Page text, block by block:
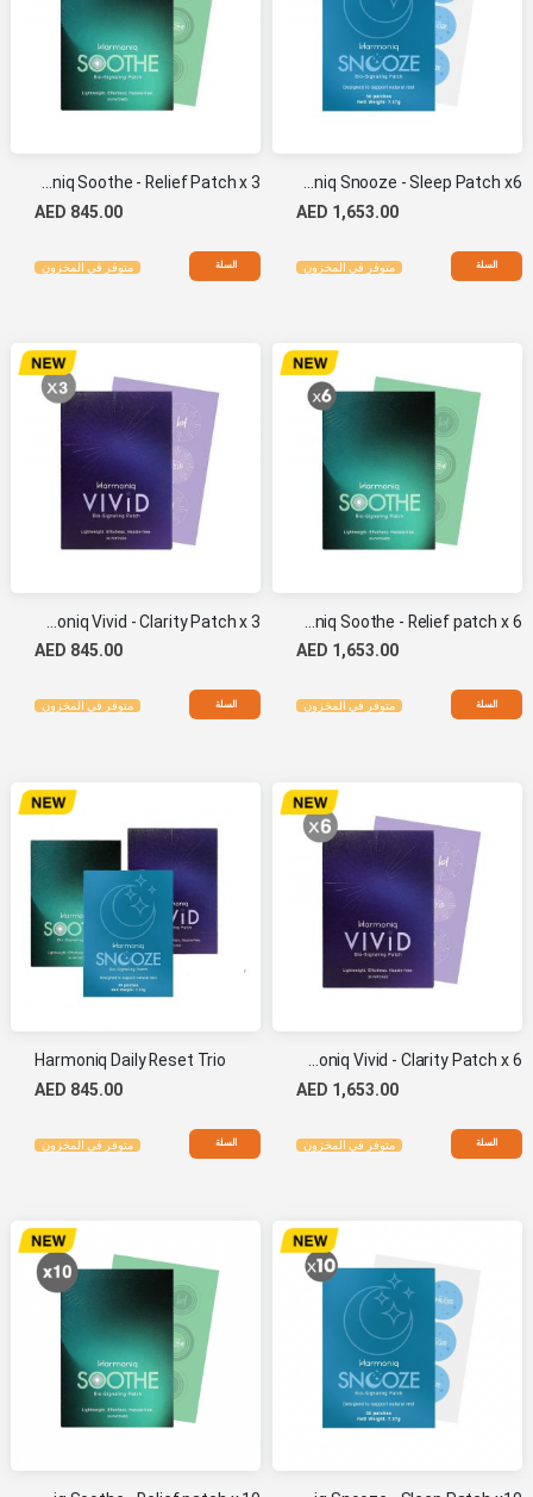
Harmoniq Snooze - Sleep Patch x6
AED 1,653.00
متوفر في المخزون السلة
Harmoniq Soothe - Relief Patch x 3
AED 845.00
متوفر في المخزون السلة
AED 1,653.00
متوفر في المخزون السلة
Harmoniq Vivid - Clarity Patch x 3
AED 845.00
متوفر في المخزون السلة
AED 1,653.00
متوفر في المخزون السلة
Harmoniq Daily Reset Trio
AED 845.00
متوفر في المخزون السلة